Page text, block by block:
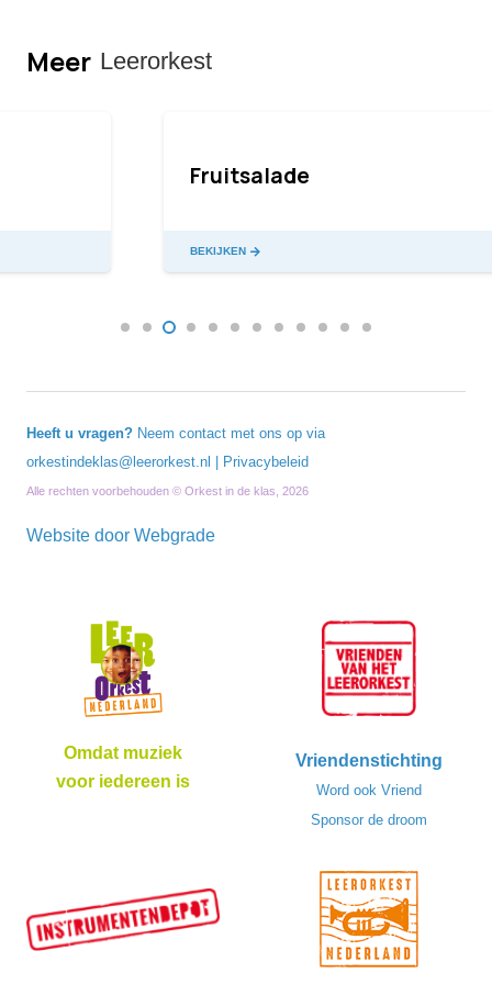
Meer Leerorkest
Omdat muziek
voor iedereen is
Vriendenstichting
Word ook Vriend
Sponsor de droom
Heeft u vragen? Neem contact met ons op via
orkestindeklas@leerorkest.nl
Privacybeleid
Alle rechten voorbehouden © Orkest in de klas, 2026
Website door Webgrade